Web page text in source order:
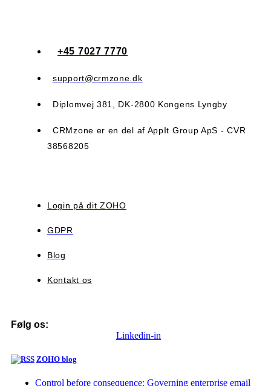
+45 7027 7770
support@crmzone.dk
Diplomvej 381, DK-2800 Kongens Lyngby
CRMzone er en del af AppIt Group ApS - CVR
38568205
Login på dit ZOHO
GDPR
Blog
Kontakt os
Følg os:
Linkedin-in
ZOHO blog
Control before consequence: Governing enterprise email